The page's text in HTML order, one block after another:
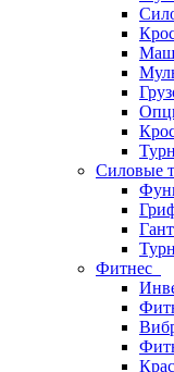
Силовые
Фитнес